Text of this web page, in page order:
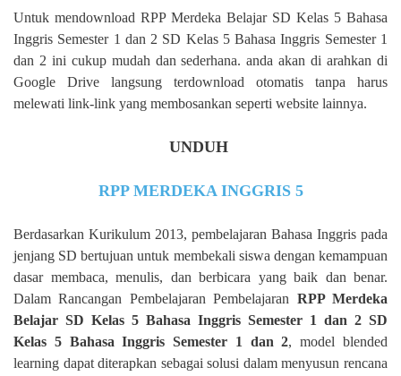
Untuk mendownload RPP Merdeka Belajar SD Kelas 5 Bahasa
Inggris Semester 1 dan 2 SD Kelas 5 Bahasa Inggris Semester 1
dan 2 ini cukup mudah dan sederhana. anda akan di arahkan di
Google Drive langsung terdownload otomatis tanpa harus
melewati link-link yang membosankan seperti website lainnya.
UNDUH
RPP MERDEKA INGGRIS 5
Berdasarkan Kurikulum 2013, pembelajaran Bahasa Inggris pada
jenjang SD bertujuan untuk membekali siswa dengan kemampuan
dasar membaca, menulis, dan berbicara yang baik dan benar.
Dalam Rancangan Pembelajaran Pembelajaran RPP Merdeka
Belajar SD Kelas 5 Bahasa Inggris Semester 1 dan 2 SD
Kelas 5 Bahasa Inggris Semester 1 dan 2, model blended
learning dapat diterapkan sebagai solusi dalam menyusun rencana